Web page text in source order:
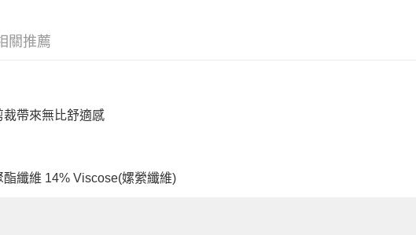
關推薦
裁帶來無比舒適感
酯纖維 14% Viscose(嫘縈纖維)